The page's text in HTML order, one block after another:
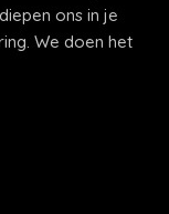
ons in je
We doen het